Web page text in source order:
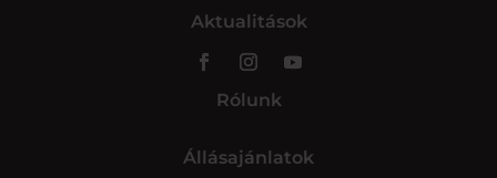
Aktualitások
Rólunk
Állásajánlatok